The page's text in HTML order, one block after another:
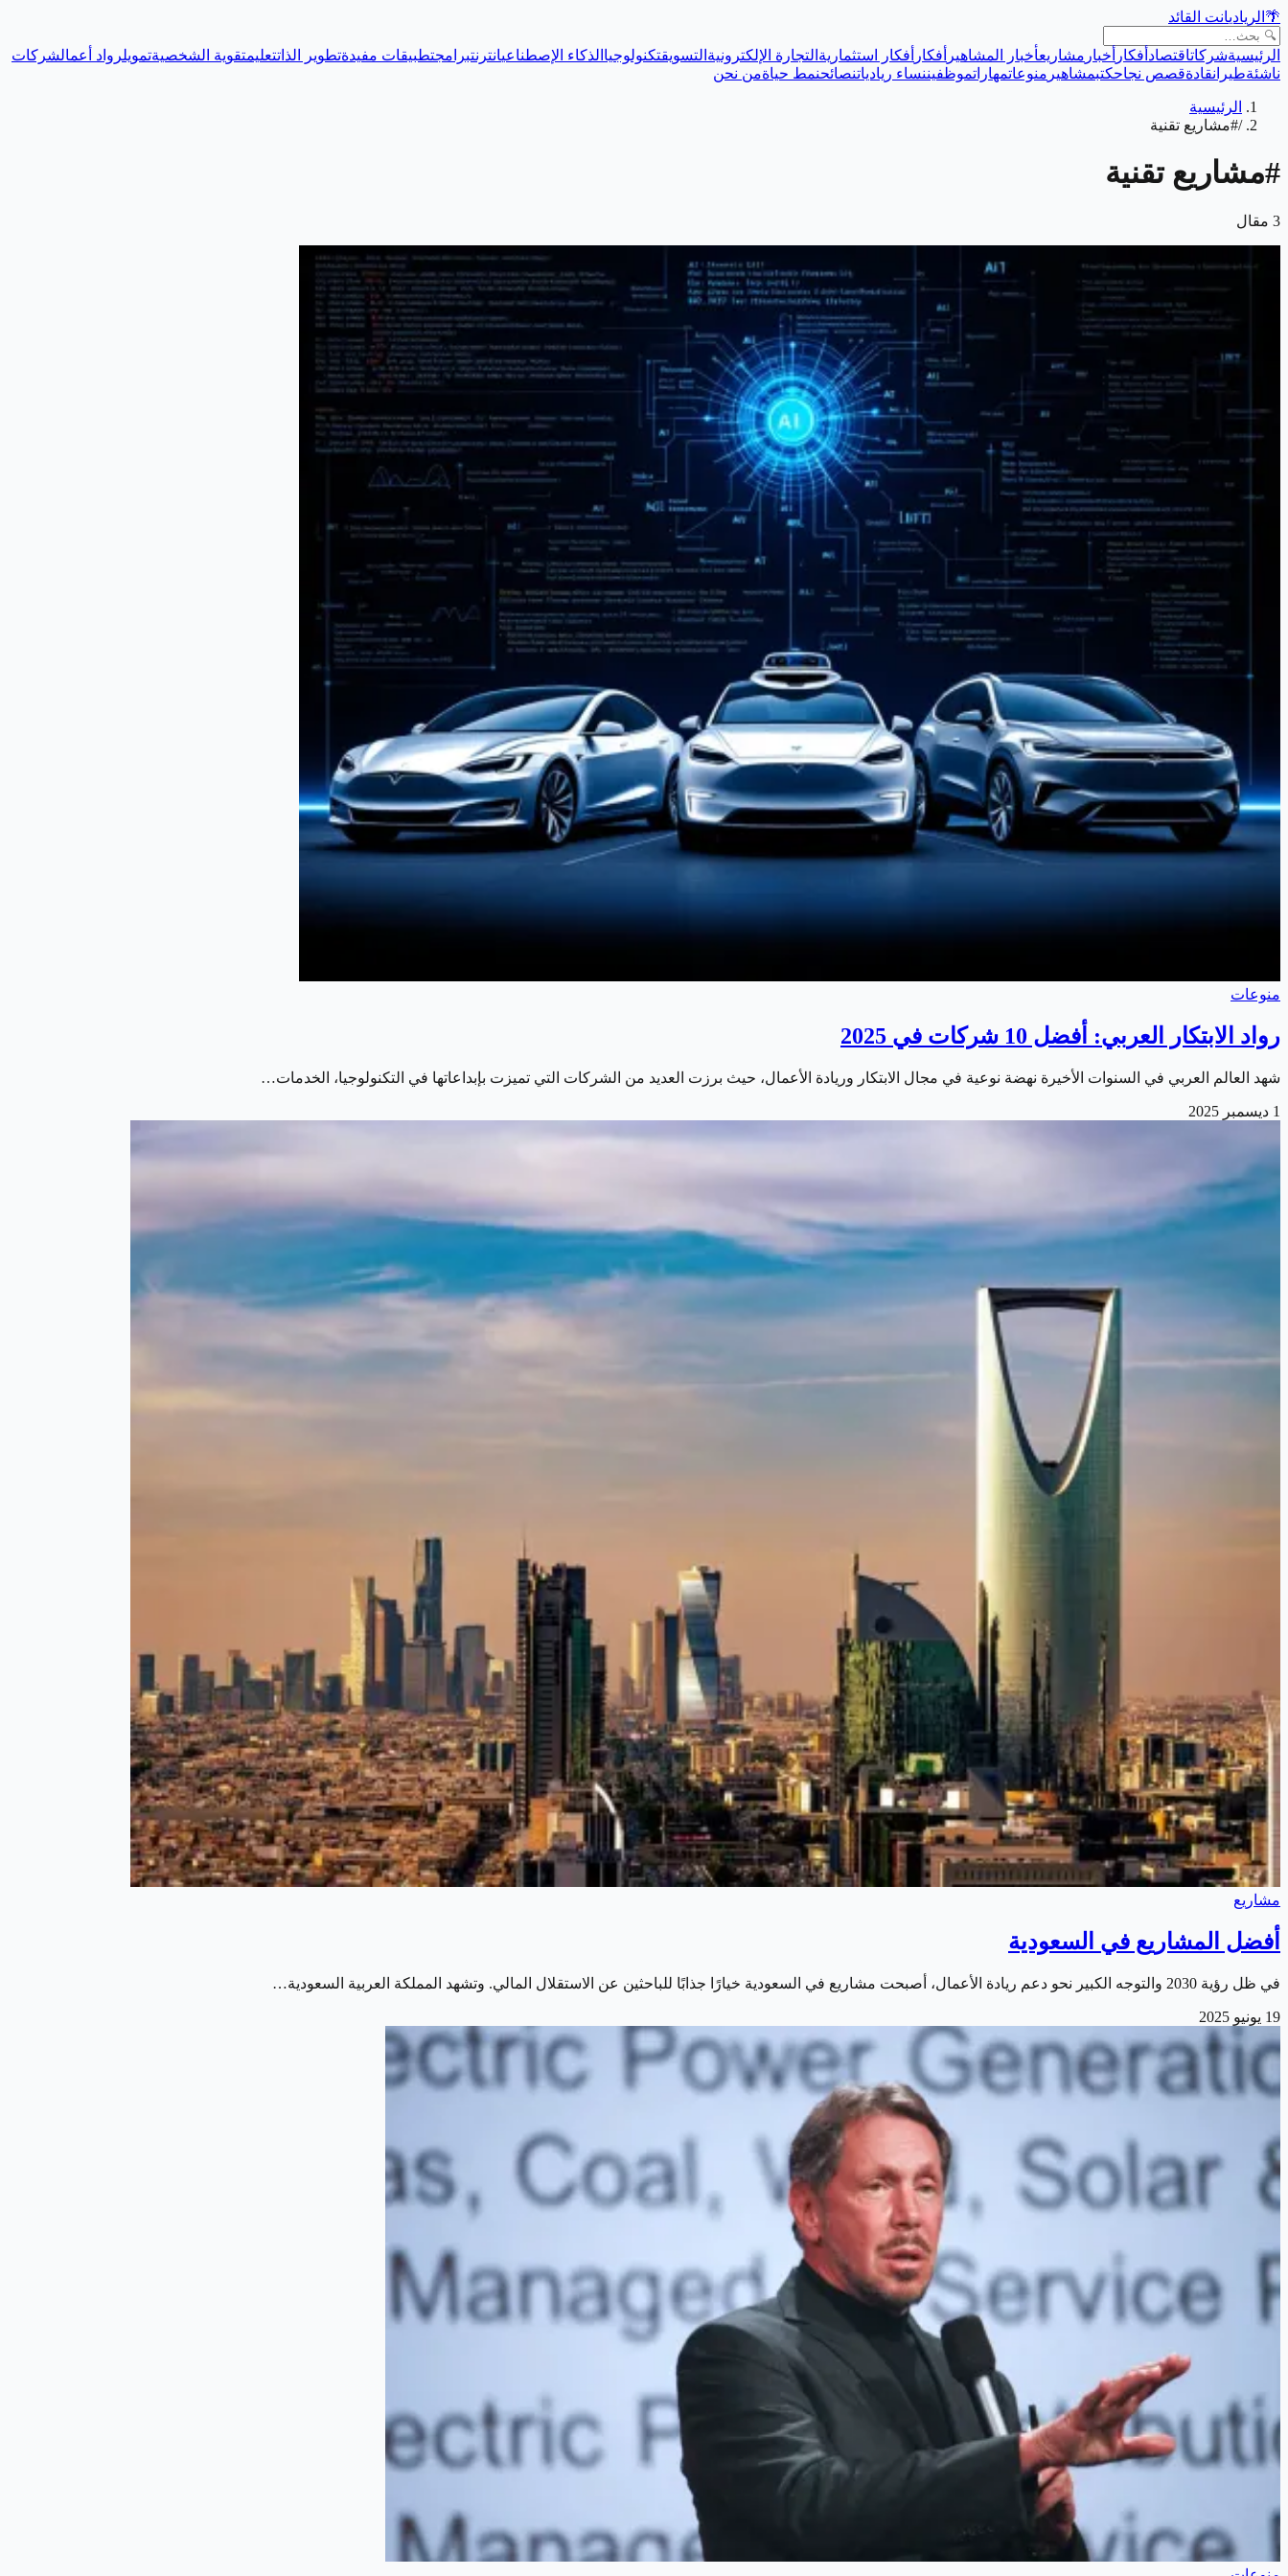
🌴 الرياديانت القائد
الرئيسيةشركاتاقتصاد أفكار أخبار مشاريعأخبار المشاهير أفكار أفكار استثمارية التجارة الإلكترونية التسويقتكنولوجيا الذكاء الإصطناعيانترنتبرامجتطبيقات مفيدةتطوير الذاتتعليمتقوية الشخصيةتمويلرواد أعمالشركات
ناشئةطيرانقادةقصص نجاحكتبمشاهير منوعاتمهاراتموظفيننساء ريادياتنصائحنمط حياةمن نحن
الرئيسية
/#مشاريع تقنية
#مشاريع تقنية
3 مقال
منوعات
رواد الابتكار العربي: أفضل 10 شركات في 2025
شهد العالم العربي في السنوات الأخيرة نهضة نوعية في مجال الابتكار وريادة الأعمال، حيث برزت العديد من الشركات التي تميزت بإبداعاتها في التكنولوجيا، الخدمات…
1 ديسمبر 2025
مشاريع
أفضل المشاريع في السعودية
في ظل رؤية 2030 والتوجه الكبير نحو دعم ريادة الأعمال، أصبحت مشاريع في السعودية خيارًا جذابًا للباحثين عن الاستقلال المالي. وتشهد المملكة العربية السعودية…
19 يونيو 2025